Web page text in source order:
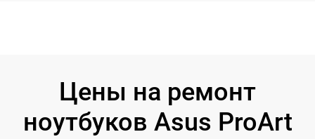
Цены на ремонт
ноутбуков Asus ProArt